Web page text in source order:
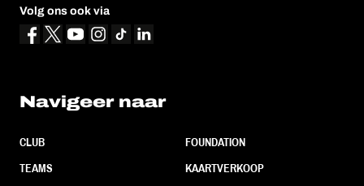
Volg ons ook via
Navigeer naar
CLUB
TEAMS
FOUNDATION
KAARTVERKOOP